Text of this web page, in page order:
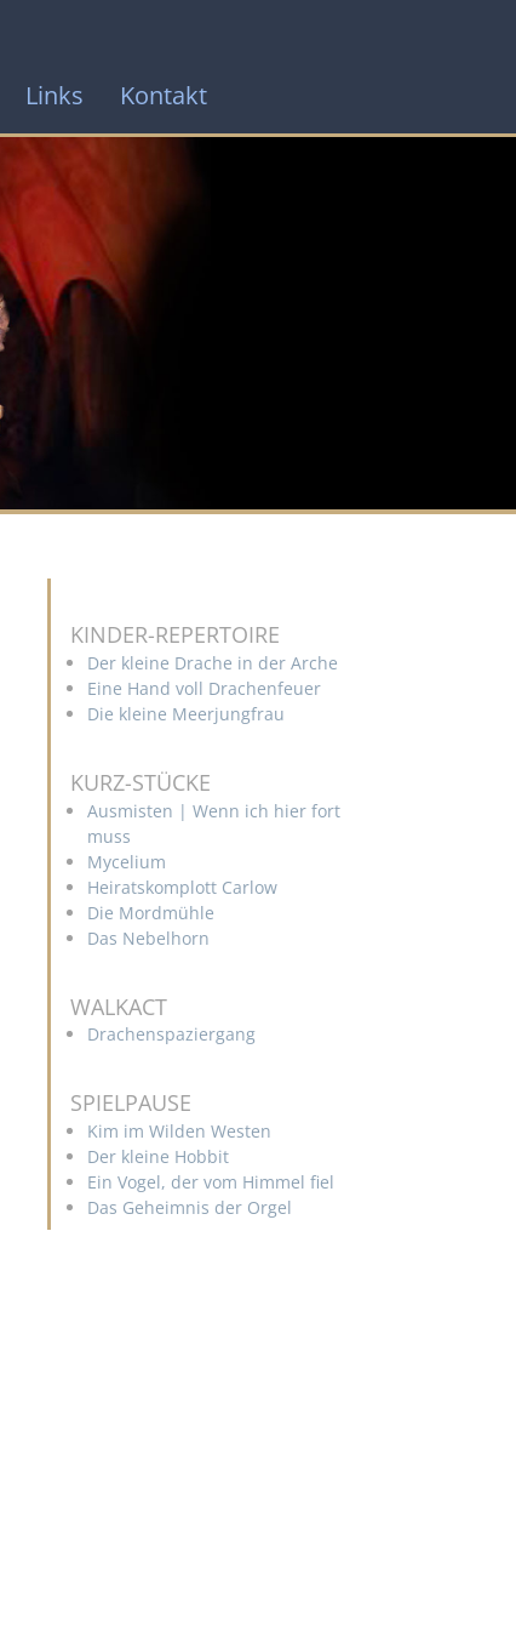
Links Kontakt
KINDER-REPERTOIRE
Der kleine Drache in der Arche
Eine Hand voll Drachenfeuer
Die kleine Meerjungfrau
KURZ-STÜCKE
Ausmisten | Wenn ich hier fort
muss
Mycelium
Heiratskomplott Carlow
Die Mordmühle
Das Nebelhorn
WALKACT
Drachenspaziergang
SPIELPAUSE
Kim im Wilden Westen
Der kleine Hobbit
Ein Vogel, der vom Himmel fiel
Das Geheimnis der Orgel